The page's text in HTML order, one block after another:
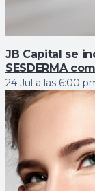
JB Capital se
SESDERMA
24 Jul a las 6:00